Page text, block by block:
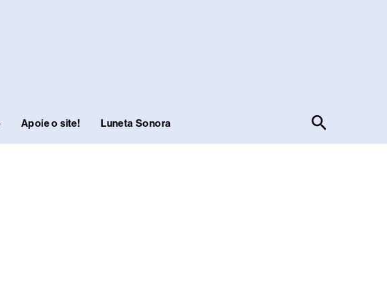
Apoie o site! Luneta Sonora Pesquisar